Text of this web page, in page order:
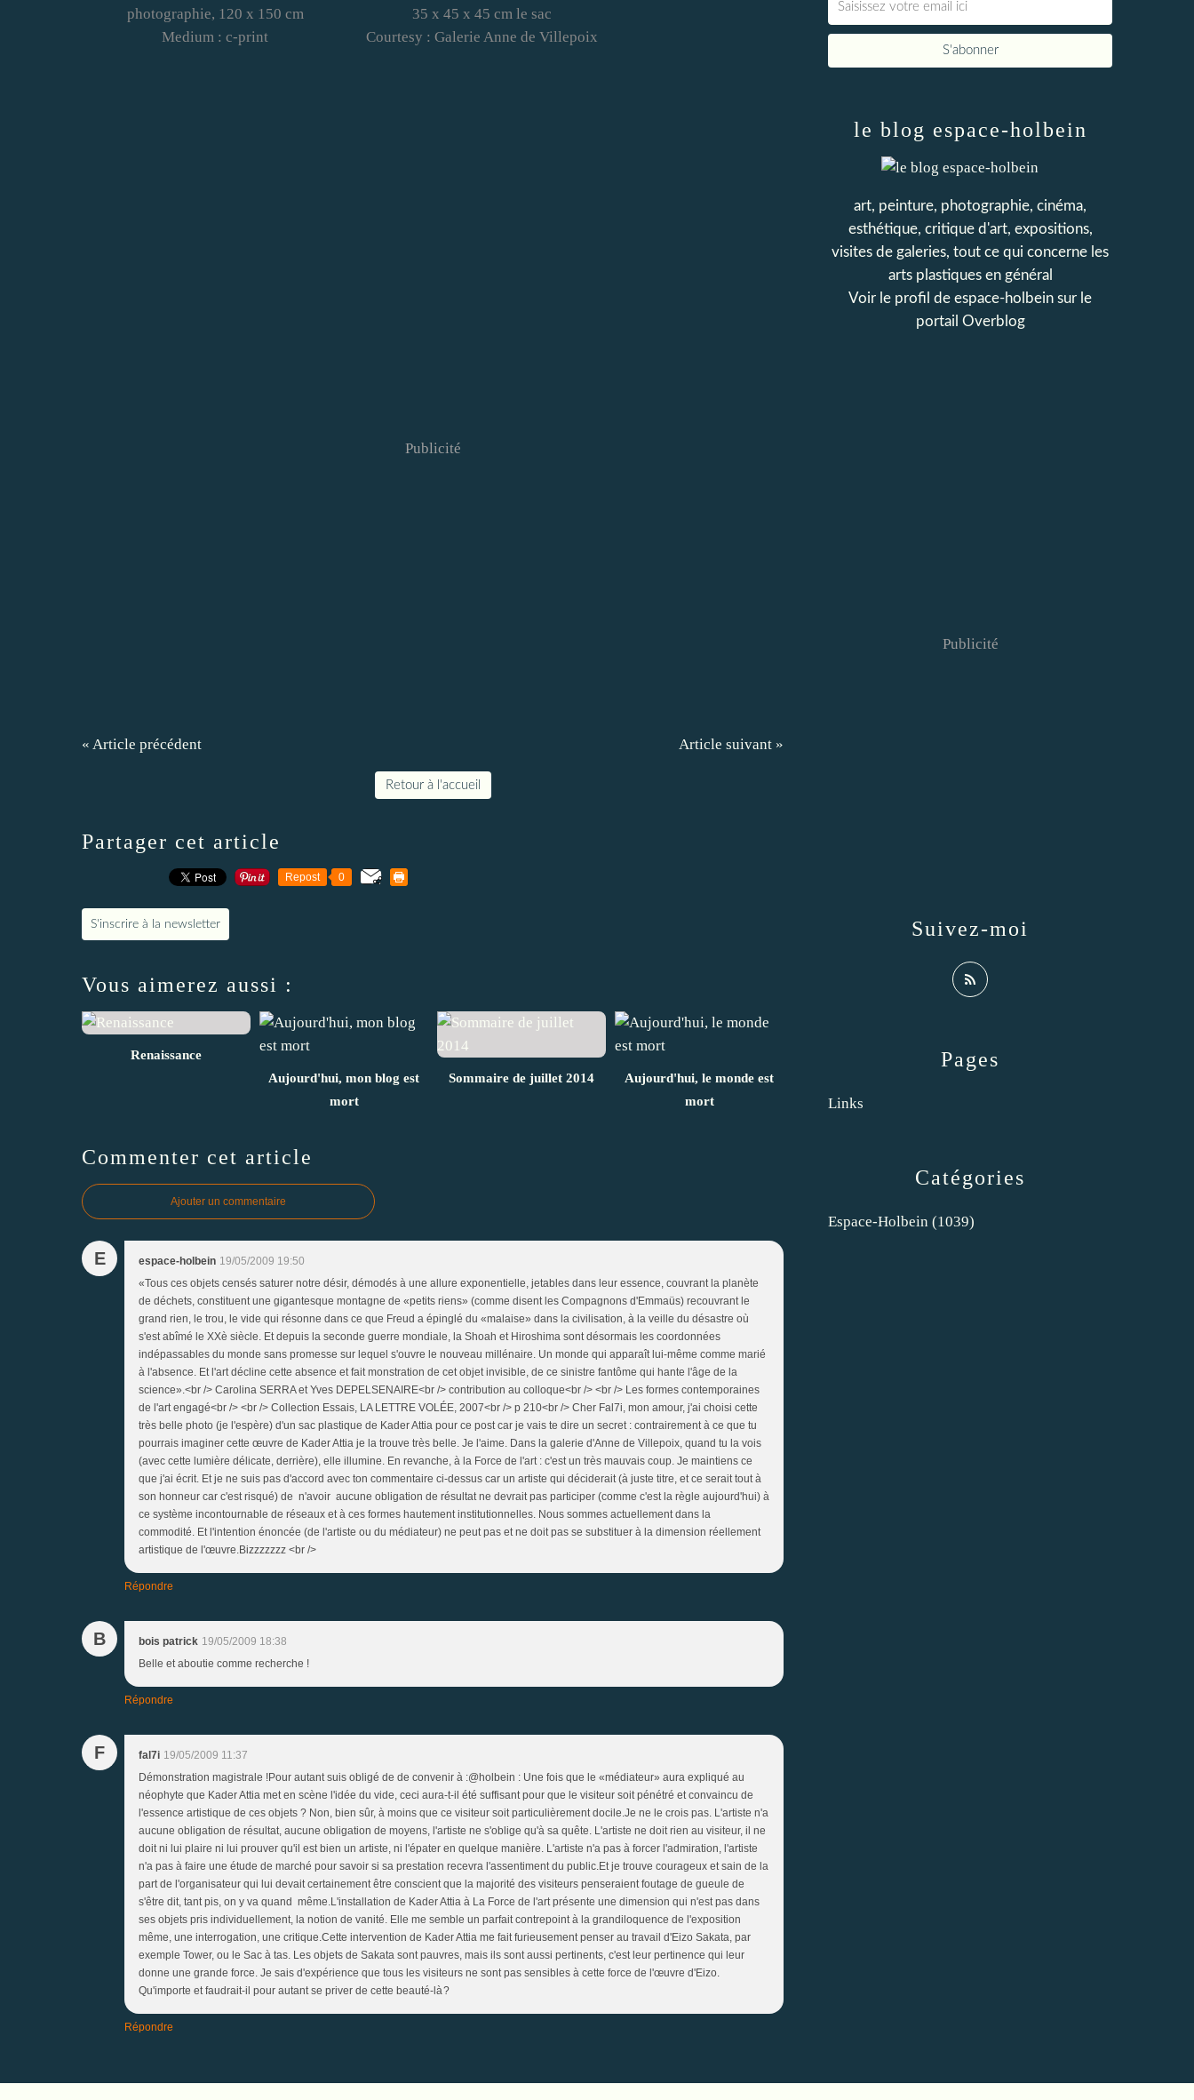
photographie, 120 x 150 cm
Medium : c-print
35 x 45 x 45 cm le sac
Courtesy : Galerie Anne de Villepoix
Publicité
« Article précédent Article suivant »
Retour à l'accueil
Partager cet article
Repost 0
S'inscrire à la newsletter
Vous aimerez aussi :
Renaissance
Aujourd'hui, mon blog est
mort
Sommaire de juillet 2014
Aujourd'hui, le monde est
mort
Commenter cet article
Ajouter un commentaire
E espace-holbein 19/05/2009 19:50
«Tous ces objets censés saturer notre désir, démodés à une allure exponentielle, jetables dans leur essence, couvrant la planète
de déchets, constituent une gigantesque montagne de «petits riens» (comme disent les Compagnons d'Emmaüs) recouvrant le
grand rien, le trou, le vide qui résonne dans ce que Freud a épinglé du «malaise» dans la civilisation, à la veille du désastre où
s'est abîmé le XXè siècle. Et depuis la seconde guerre mondiale, la Shoah et Hiroshima sont désormais les coordonnées
indépassables du monde sans promesse sur lequel s'ouvre le nouveau millénaire. Un monde qui apparaît lui-même comme marié
à l'absence. Et l'art décline cette absence et fait monstration de cet objet invisible, de ce sinistre fantôme qui hante l'âge de la
science».<br /> Carolina SERRA et Yves DEPELSENAIRE<br /> contribution au colloque<br /> <br /> Les formes contemporaines
de l'art engagé<br /> <br /> Collection Essais, LA LETTRE VOLÉE, 2007<br /> p 210<br /> Cher Fal7i, mon amour, j'ai choisi cette
très belle photo (je l'espère) d'un sac plastique de Kader Attia pour ce post car je vais te dire un secret : contrairement à ce que tu
pourrais imaginer cette œuvre de Kader Attia je la trouve très belle. Je l'aime. Dans la galerie d'Anne de Villepoix, quand tu la vois
(avec cette lumière délicate, derrière), elle illumine. En revanche, à la Force de l'art : c'est un très mauvais coup. Je maintiens ce
que j'ai écrit. Et je ne suis pas d'accord avec ton commentaire ci-dessus car un artiste qui déciderait (à juste titre, et ce serait tout à
son honneur car c'est risqué) de n'avoir aucune obligation de résultat ne devrait pas participer (comme c'est la règle aujourd'hui) à
ce système incontournable de réseaux et à ces formes hautement institutionnelles. Nous sommes actuellement dans la
commodité. Et l'intention énoncée (de l'artiste ou du médiateur) ne peut pas et ne doit pas se substituer à la dimension réellement
artistique de l'œuvre.Bizzzzzzz <br />
Répondre
B bois patrick 19/05/2009 18:38
Belle et aboutie comme recherche !
Répondre
F fal7i 19/05/2009 11:37
Démonstration magistrale !Pour autant suis obligé de de convenir à :@holbein : Une fois que le «médiateur» aura expliqué au
néophyte que Kader Attia met en scène l'idée du vide, ceci aura-t-il été suffisant pour que le visiteur soit pénétré et convaincu de
l'essence artistique de ces objets ? Non, bien sûr, à moins que ce visiteur soit particulièrement docile.Je ne le crois pas. L'artiste n'a
aucune obligation de résultat, aucune obligation de moyens, l'artiste ne s'oblige qu'à sa quête. L'artiste ne doit rien au visiteur, il ne
doit ni lui plaire ni lui prouver qu'il est bien un artiste, ni l'épater en quelque manière. L'artiste n'a pas à forcer l'admiration, l'artiste
n'a pas à faire une étude de marché pour savoir si sa prestation recevra l'assentiment du public.Et je trouve courageux et sain de la
part de l'organisateur qui lui devait certainement être conscient que la majorité des visiteurs penseraient foutage de gueule de
s'être dit, tant pis, on y va quand même.L'installation de Kader Attia à La Force de l'art présente une dimension qui n'est pas dans
ses objets pris individuellement, la notion de vanité. Elle me semble un parfait contrepoint à la grandiloquence de l'exposition
même, une interrogation, une critique.Cette intervention de Kader Attia me fait furieusement penser au travail d'Eizo Sakata, par
exemple Tower, ou le Sac à tas. Les objets de Sakata sont pauvres, mais ils sont aussi pertinents, c'est leur pertinence qui leur
donne une grande force. Je sais d'expérience que tous les visiteurs ne sont pas sensibles à cette force de l'œuvre d'Eizo.
Qu'importe et faudrait-il pour autant se priver de cette beauté-là ?
Répondre
Catégories
Espace-Holbein (1039)
Pages
Links
le blog espace-holbein
art, peinture, photographie, cinéma,
esthétique, critique d'art, expositions,
visites de galeries, tout ce qui concerne les
arts plastiques en général
Voir le profil de espace-holbein sur le
portail Overblog
Suivez-moi
Publicité